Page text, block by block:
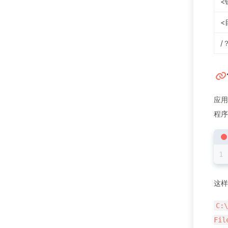
<
/？
应
程
这